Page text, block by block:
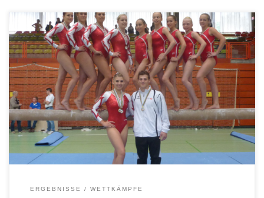
Vom 12.-15.7.2012 fanden die Europameisterschaften der
christlichen Verbände, die zirka im 5-Jahresrhythmus veranstaltet
werden, in Duisburg/GER statt. Erstmals gab es ein Juniorinnenteam,
dass vollständig nur aus UWW-Turnerinnen bestand und somit die
gute Nachwuchsarbeit im Verein bestätigt. Als jüngstes Team und nur
mit 5 Starterinnen belegten sie den 4. Platz. Das Startgerät
Stufenbarren war leider nicht unser stärkstes Gerät am Freitag, den […]
ERGEBNISSE WETTKÄMPFE